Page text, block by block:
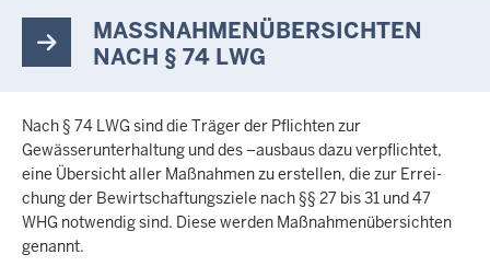
MASSNAHMENÜBERSICHTEN N
ACH § 74 LWG
Nach § 74 LWG sind die Träger der Pflichten zur
Gewässerunterhaltung und des –ausbaus dazu verpflichtet,
eine Übersicht aller Maßnahmen zu erstellen, die zur Errei-
chung der Bewirtschaftungsziele nach §§ 27 bis 31 und 47
WHG notwendig sind. Diese werden Maßnahmenübersichten
genannt.